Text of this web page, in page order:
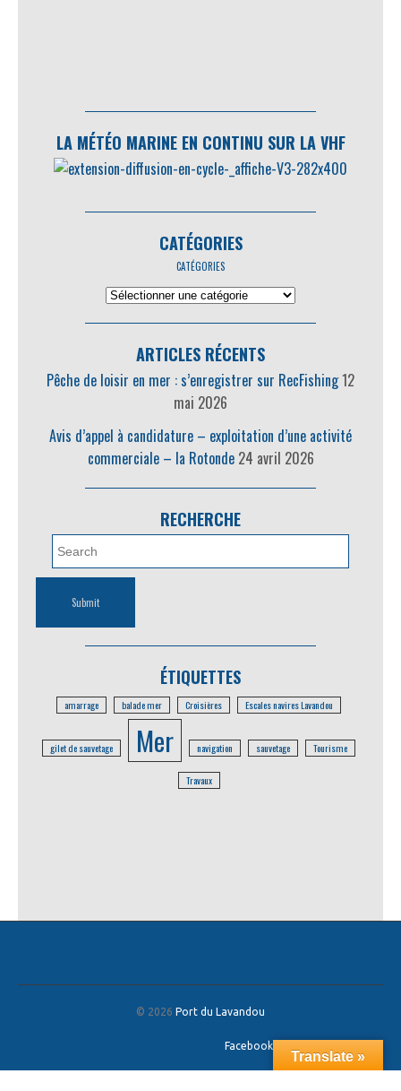
LA MÉTÉO MARINE EN CONTINU SUR LA VHF
CATÉGORIES
CATÉGORIES
ARTICLES RÉCENTS
Pêche de loisir en mer : s’enregistrer sur RecFishing12
mai 2026
Avis d’appel à candidature – exploitation d’une activité
commerciale – la Rotonde 24 avril 2026
RECHERCHE
ÉTIQUETTES
amarrage balade mer Croisières Escales navires Lavandou
gilet de sauvetage Mer navigation sauvetage Tourisme
Travaux
© 2026 Port du Lavandou
Facebook
Translate »